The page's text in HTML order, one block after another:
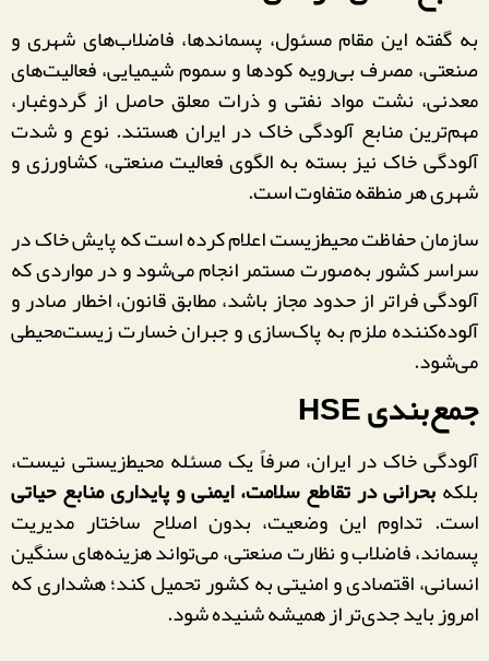
به گفته این مقام مسئول، پسماندها، فاضلاب‌های شهری و
صنعتی، مصرف بی‌رویه کودها و سموم شیمیایی، فعالیت‌های
معدنی، نشت مواد نفتی و ذرات معلق حاصل از گردوغبار،
مهم‌ترین منابع آلودگی خاک در ایران هستند. نوع و شدت
آلودگی خاک نیز بسته به الگوی فعالیت صنعتی، کشاورزی و
شهری هر منطقه متفاوت است.
سازمان حفاظت محیط‌زیست اعلام کرده است که پایش خاک در
سراسر کشور به‌صورت مستمر انجام می‌شود و در مواردی که
آلودگی فراتر از حدود مجاز باشد، مطابق قانون، اخطار صادر و
آلوده‌کننده ملزم به پاک‌سازی و جبران خسارت زیست‌محیطی
می‌شود.
جمع‌بندی HSE
آلودگی خاک در ایران، صرفاً یک مسئله محیط‌زیستی نیست،
بلکهبحرانی در تقاطع سلامت، ایمنی و پایداری منابع حیاتی
است. تداوم این وضعیت، بدون اصلاح ساختار مدیریت
پسماند، فاضلاب و نظارت صنعتی، می‌تواند هزینه‌های سنگین
انسانی، اقتصادی و امنیتی به کشور تحمیل کند؛ هشداری که
امروز باید جدی‌تر از همیشه شنیده شود.